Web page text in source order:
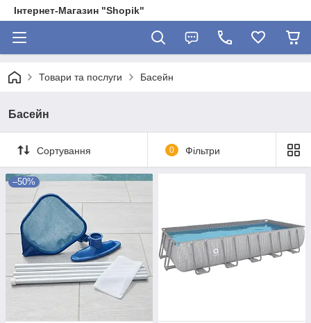
Інтернет-Магазин "Shopik"
Товари та послуги Басейн
Басейн
Сортування 0 Фільтри
–50%